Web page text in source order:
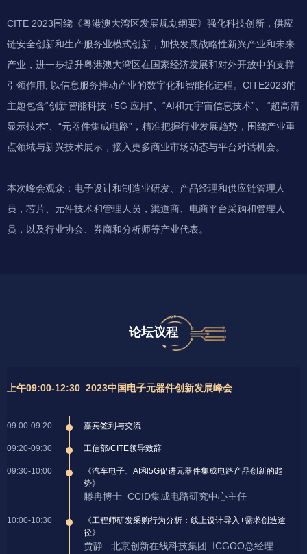
CITE 2023围绕《粤港澳大湾区发展规划纲要》强化科技创新，供应
链安全创新和生产服务业模式创新，加快发展战略性新兴产业和未来
产业，进一步提升粤港澳大湾区在国家经济发展和对外开放中的支撑
引领作用, 以信息服务推动产业的数字化和智能化进程。CITE2023的
主题包含“创新智能科技 +5G 应用”、“AI和元宇宙信息技术”、 “超高清
显示技术”、“元器件集成电路”，精准把握行业发展趋势，围绕产业重
点领域与新兴技术展示，接入更多商业市场动态与平台对话机会。
本次峰会观众：电子设计和制造业研发、产品经理和供应链管理人
员，芯片、元件技术和管理人员，渠道商、电商平台采购和管理人
员，以及行业协会、券商和分析师等产业代表。
论坛议程
上午09:00-12:30 2023中国电子元器件创新发展峰会
09:00-09:20 嘉宾签到与交流
09:20-09:30 工信部/CITE领导致辞
09:30-10:00
《汽车电子、AI和5G促进元器件集成电路产品创新的趋
势》
滕冉博士 CCID集成电路研究中心主任
10:00-10:30
《工程师研发采购行为分析：线上设计导入+需求创造途
径》
贾静 北京创新在线科技集团 ICGOO总经理